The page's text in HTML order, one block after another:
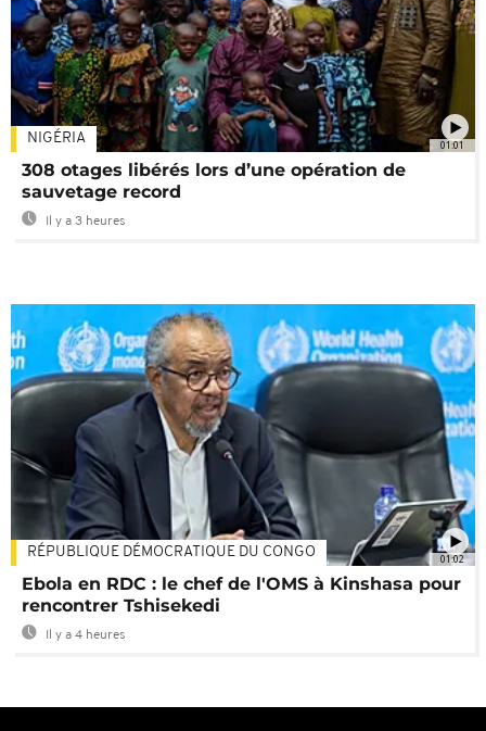
01:01
NIGÉRIA
308 otages libérés lors d’une opération de
sauvetage record
Il y a 3 heures
01:02
RÉPUBLIQUE DÉMOCRATIQUE DU CONGO
Ebola en RDC : le chef de l'OMS à Kinshasa pour
rencontrer Tshisekedi
Il y a 4 heures